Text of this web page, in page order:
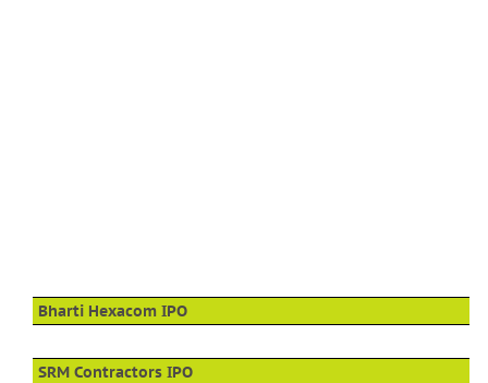
Bharti Hexacom IPO
SRM Contractors IPO